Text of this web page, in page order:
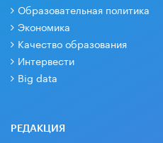
Образовательная политика
Экономика
Качество образования
Интервести
Big data
РЕДАКЦИЯ